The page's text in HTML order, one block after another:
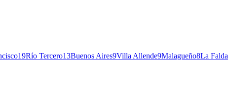
19Río Tercero13Buenos Aires9Villa Allende9Malagueño8La Falda